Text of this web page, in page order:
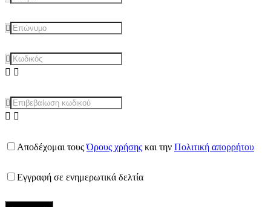
Αποδέχομαι τουςΌρους χρήσης και την Πολιτική απορρήτου
Εγγραφή σε ενημερωτικά δελτία